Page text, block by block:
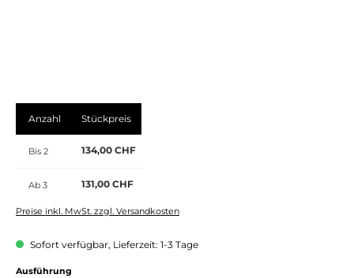
Anzahl Stückpreis
Bis 2 134,00 CHF
Ab 3 131,00 CHF
Preise inkl. MwSt. zzgl. Versandkosten
Sofort verfügbar, Lieferzeit: 1-3 Tage
Ausführung